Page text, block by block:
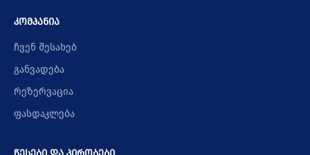
კომპანია
ჩვენ შესახებ
განვადება
რეზერვაცია
ფასდაკლება